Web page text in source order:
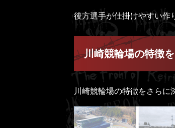
後方選手が仕掛けやすい作
川崎競輪場の特徴
川崎競輪場の特徴をさらに